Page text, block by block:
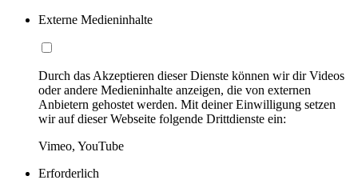
Externe Medieninhalte
Durch das Akzeptieren dieser Dienste können wir dir Videos
oder andere Medieninhalte anzeigen, die von externen
Anbietern gehostet werden. Mit deiner Einwilligung setzen
wir auf dieser Webseite folgende Drittdienste ein:
Vimeo, YouTube
Erforderlich